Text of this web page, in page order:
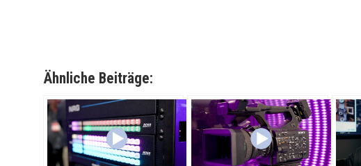
Ähnliche Beiträge: